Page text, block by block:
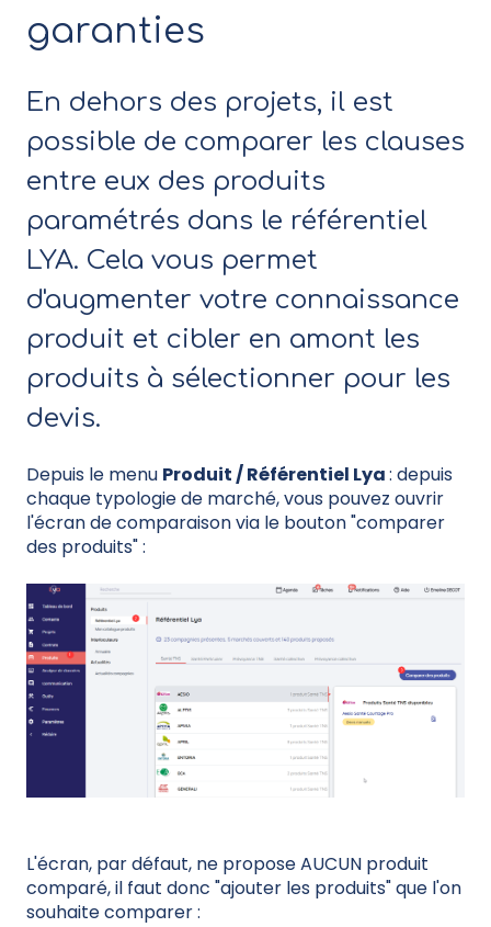
garanties
En dehors des projets, il est
possible de comparer les clauses
entre eux des produits
paramétrés dans le référentiel
LYA. Cela vous permet
d'augmenter votre connaissance
produit et cibler en amont les
produits à sélectionner pour les
devis.
Depuis le menu Produit / Référentiel Lya: depuis
chaque typologie de marché, vous pouvez ouvrir
l'écran de comparaison via le bouton "comparer
des produits" :
L'écran, par défaut, ne propose AUCUN produit
comparé, il faut donc "ajouter les produits" que l'on
souhaite comparer :